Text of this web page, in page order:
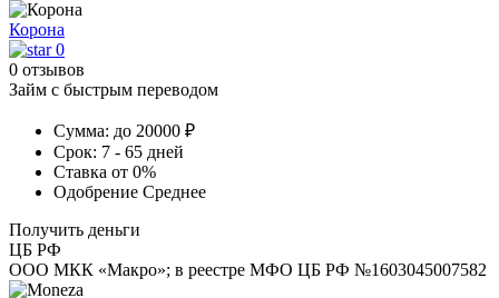
Корона
0
0 отзывов
Займ с быстрым переводом
Сумма: до 20000 ₽
Срок: 7 - 65 дней
Ставка от 0%
Одобрение Среднее
Получить деньги
ЦБ РФ
ООО МКК «Макро»; в реестре МФО ЦБ РФ №1603045007582